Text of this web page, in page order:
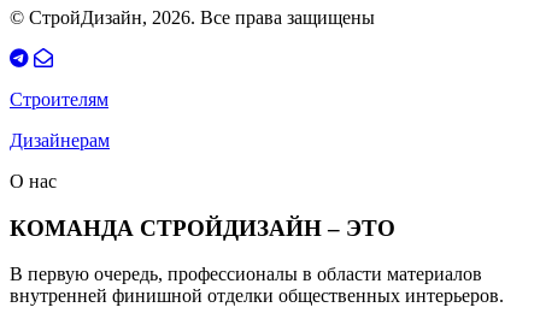
© СтройДизайн, 2026. Все права защищены
Строителям
Дизайнерам
О нас
КОМАНДА СТРОЙДИЗАЙН – ЭТО
В первую очередь, профессионалы в области материалов
внутренней финишной отделки общественных интерьеров.